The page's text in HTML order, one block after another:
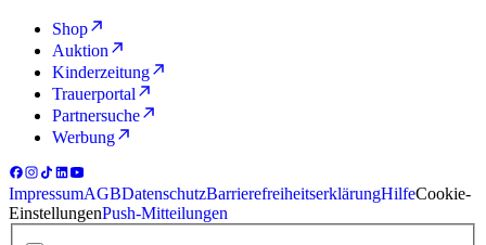
Shop
Auktion
Kinderzeitung
Trauerportal
Partnersuche
Werbung
ImpressumAGBDatenschutzBarrierefreiheitserklärungHilfeCookie-
EinstellungenPush-Mitteilungen